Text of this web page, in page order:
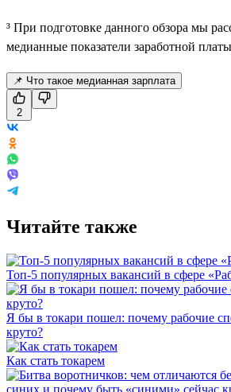
³ При подготовке данного обзора мы
медианные показатели заработной
📌 Что такое медианная зарплата
2
Читайте также
Топ-5 популярных вакансий в сфере
Я бы в токари пошел: почему рабочие
круто?
Как стать токарем